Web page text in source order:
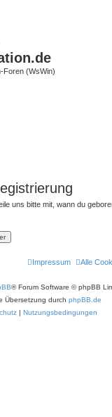
Foren (WsWin)
uns bitte mit, wann du
Alle
Impressum
® Forum Software © phpBB
Übersetzung durch phpBB.de
| Nutzungsbedingungen